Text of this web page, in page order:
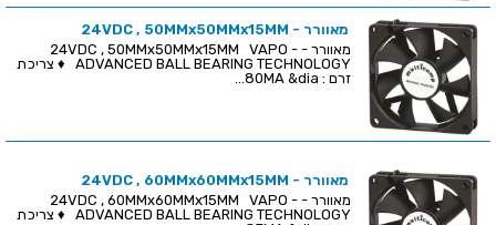
מאוורר - 24VDC , 50MMx50MMx15MM
מאוורר - 24VDC , 50MMx50MMx15MM VAPO -
ADVANCED BALL BEARING TECHNOLOGY ♦ צריכת
זרם : 80MA &dia...
מאוורר - 24VDC , 60MMx60MMx15MM
מאוורר - 24VDC , 60MMx60MMx15MM VAPO -
ADVANCED BALL BEARING TECHNOLOGY ♦ צריכת